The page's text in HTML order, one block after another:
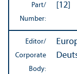
Part/
Number:
[12]
Editor/
Corporate
Body: